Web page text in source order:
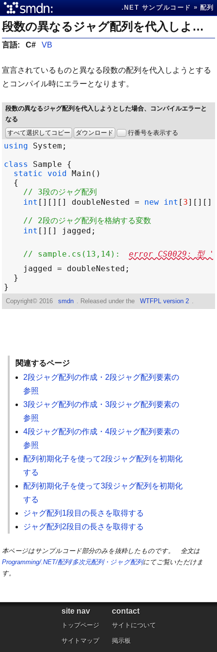
.NET サンプルコード 配列
段数の異なるジャグ配列を代入しようとした場合、コンパイルエラーとなる
言語: C# VB
宣言されているものと異なる段数の配列を代入しようとする
とコンパイル時にエラーとなります。
段数の異なるジャグ配列を代入しようとした場合、コンパイルエラーと
なる
すべて選択してコピー
ダウンロード 行番号を表示する
using System
class
Sample
static
void Main
// 3段のジャグ配列
int [][][] doubleNested = new int [ 3
// 2段のジャグ配列を格納する変数
int [][] jagged
// sample.cs(13,14):
error CS0029: 型
jagged
= doubleNested
Copyright© 2016 smdn . Released under the WTFPL version 2 .
関連するページ
2段ジャグ配列の作成・2段ジャグ配列要素の
参照
3段ジャグ配列の作成・3段ジャグ配列要素の
参照
4段ジャグ配列の作成・4段ジャグ配列要素の
参照
配列初期化子を使って2段ジャグ配列を初期化
する
配列初期化子を使って3段ジャグ配列を初期化
する
ジャグ配列1段目の長さを取得する
ジャグ配列2段目の長さを取得する
本ページはサンプルコード部分のみを抜粋したものです。 全文は
Programming/.NET/配列/多次元配列・ジャグ配列にてご覧いただけま
す。
site nav
トップページ
サイトマップ
contact
サイトについて
掲示板